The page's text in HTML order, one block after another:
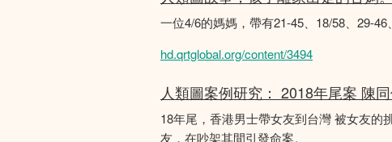
一位4/6的媽媽，帶有21-45、18/58、29-
hd.qrtglobal.org/content/3494
人類圖案例研究： 2018年尾案 陳
18年尾，香港男士帶女友到台灣 被女友的
友，在吵架其間引發命案。